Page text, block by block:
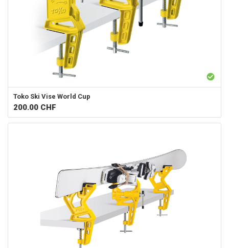
Toko Ski Vise World Cup
200.00 CHF